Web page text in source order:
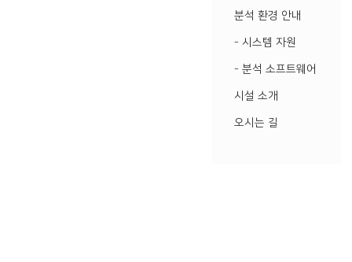
•분석 환경 안내
•- 시스템 자원
•- 분석 소프트웨어
•시설 소개
•오시는 길